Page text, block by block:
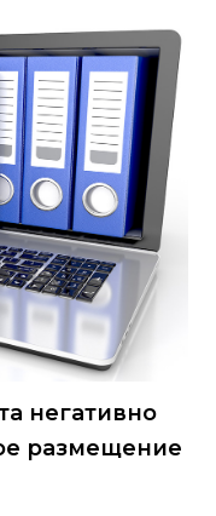
негативно
размещение